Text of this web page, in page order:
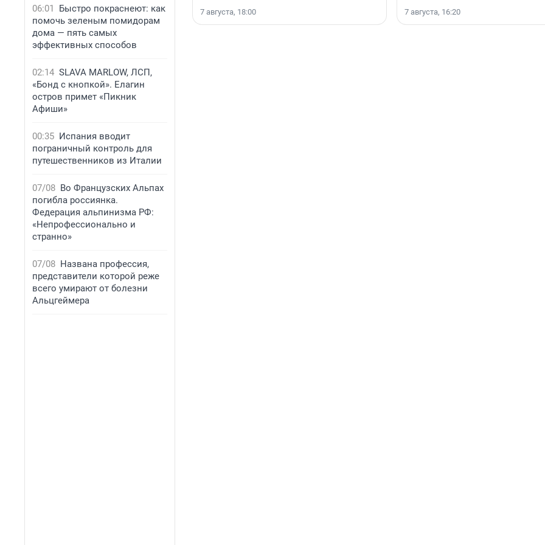
06:01
Быстро покраснеют: как
помочь зеленым помидорам
дома — пять самых
эффективных способов
02:14 SLAVA MARLOW, ЛСП,
«Бонд с кнопкой». Елагин
остров примет «Пикник
Афиши»
00:35 Испания вводит
пограничный контроль для
путешественников из Италии
07/08 Во Французских Альпах
погибла россиянка.
Федерация альпинизма РФ:
«Непрофессионально и
странно»
07/08 Названа профессия,
представители которой реже
всего умирают от болезни
Альцгеймера
7 августа, 18:00 7 августа, 16:20